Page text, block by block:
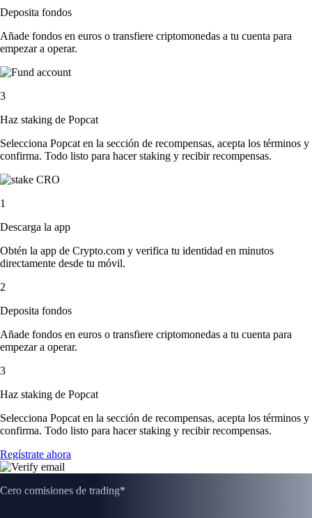
Deposita fondos
Añade fondos en euros o transfiere criptomonedas a tu cuenta para
empezar a operar.
3
Haz staking de Popcat
Selecciona Popcat en la sección de recompensas, acepta los términos y
confirma. Todo listo para hacer staking y recibir recompensas.
1
Descarga la app
Obtén la app de Crypto.com y verifica tu identidad en minutos
directamente desde tu móvil.
2
Deposita fondos
Añade fondos en euros o transfiere criptomonedas a tu cuenta para
empezar a operar.
3
Haz staking de Popcat
Selecciona Popcat en la sección de recompensas, acepta los términos y
confirma. Todo listo para hacer staking y recibir recompensas.
Regístrate ahora
Cero comisiones de trading*